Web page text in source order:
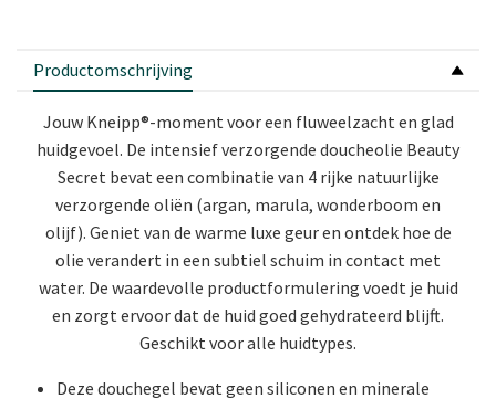
Productomschrijving
Jouw Kneipp®-moment voor een fluweelzacht en glad
huidgevoel. De intensief verzorgende doucheolie Beauty
Secret bevat een combinatie van 4 rijke natuurlijke
verzorgende oliën (argan, marula, wonderboom en
olijf). Geniet van de warme luxe geur en ontdek hoe de
olie verandert in een subtiel schuim in contact met
water. De waardevolle productformulering voedt je huid
en zorgt ervoor dat de huid goed gehydrateerd blijft.
Geschikt voor alle huidtypes.
Deze douchegel bevat geen siliconen en minerale